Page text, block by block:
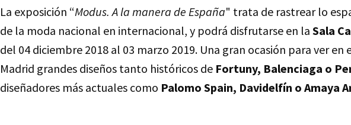
La exposición “Modus. A la manera de España" trata de rastrear lo
de la moda nacional en internacional, y podrá disfrutarse en la Sala
del 04 diciembre 2018 al 03 marzo 2019. Una gran ocasión para ver en
Madrid grandes diseños tanto históricos de Fortuny, Balenciaga o
diseñadores más actuales como Palomo Spain, Davidelfín o Amaya